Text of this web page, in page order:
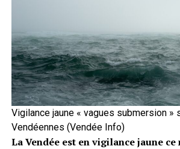
Vigilance jaune « vagues submersion »
Vendéennes (Vendée Info)
La Vendée est en vigilance jaune